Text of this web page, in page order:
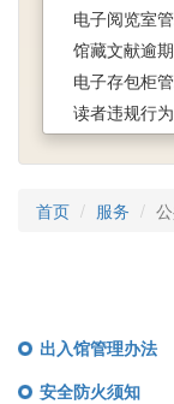
电子阅览室
馆藏文献逾
电子存包柜
读者违规行
首页 服务
出入馆管理办法
安全防火须知